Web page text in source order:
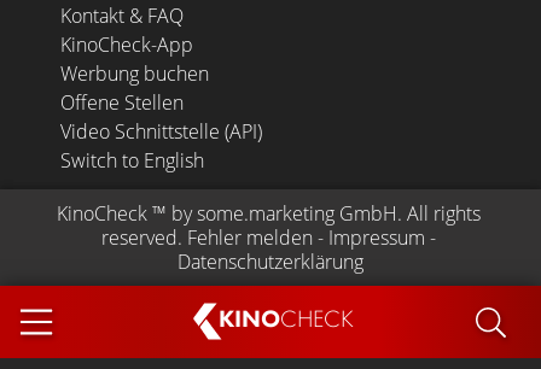
KINOCHECK
Kontakt & FAQ
KinoCheck-App
Werbung buchen
Offene Stellen
Video Schnittstelle (API)
Switch to English
KinoCheck ™ by some.marketing GmbH. All rights
reserved. Fehler melden - Impressum -
Datenschutzerklärung